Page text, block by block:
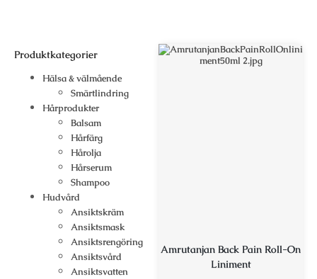
Produktkategorier
Hälsa & välmående
Smärtlindring
Hårprodukter
Balsam
Hårfärg
Hårolja
Hårserum
Shampoo
Hudvård
Ansiktskräm
Ansiktsmask
Ansiktsrengöring
Ansiktsvård
Ansiktsvatten
Amrutanjan Back Pain Roll-On
Liniment